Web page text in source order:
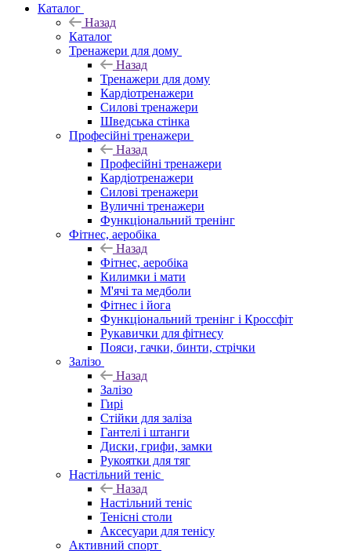
Каталог
Назад
Каталог
Тренажери для дому
Назад
Тренажери для дому
Кардіотренажери
Силові тренажери
Шведська стінка
Професійні тренажери
Назад
Професійні тренажери
Кардіотренажери
Силові тренажери
Вуличні тренажери
Функціональний тренінг
Фітнес, аеробіка
Назад
Фітнес, аеробіка
Килимки і мати
М'ячі та медболи
Фітнес і йога
Функціональний тренінг і Кроссфіт
Рукавички для фітнесу
Пояси, гачки, бинти, стрічки
Залізо
Назад
Залізо
Гирі
Стійки для заліза
Гантелі і штанги
Диски, грифи, замки
Рукоятки для тяг
Настільний теніс
Назад
Настільний теніс
Тенісні столи
Аксесуари для тенісу
Активний спорт